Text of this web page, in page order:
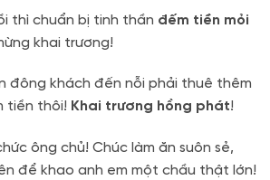
thì chuẩn bị tinh thần đếm tiền mỏi
khai trương!
đông khách đến nỗi phải thuê thêm
tiền thôi! Khai trương hồng phát!
ông chủ! Chúc làm ăn suôn sẻ,
để khao anh em một chầu thật lớn!